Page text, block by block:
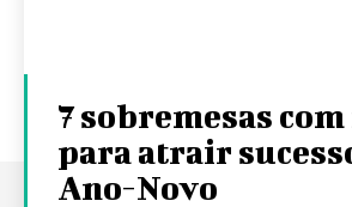
7 sobremesas com
para atrair
Ano-Novo